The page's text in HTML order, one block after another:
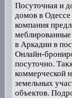
Посуточная и
домов в
компания
в Аркадии в
Онлайн-
посуточно.
коммерческой
земельных
объектов.